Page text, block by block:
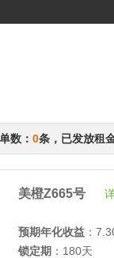
数： 0条，已发放租
美橙Z665号
预期年化收益 ：
锁定期 ：180天